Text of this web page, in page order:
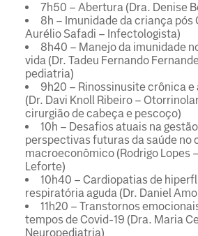
7h50 – Abertura (Dra. Denise
8h – Imunidade da criança pós
Aurélio Safadi – Infectologista)
8h40 – Manejo da imunidade
vida (Dr. Tadeu Fernando
pediatria)
9h20 – Rinossinusite crônica
(Dr. Davi Knoll Ribeiro –
cirurgião de cabeça e pescoço)
10h – Desafios atuais na
perspectivas futuras da saúde no
macroeconômico (Rodrigo Lopes
Leforte)
10h40 – Cardiopatias de
respiratória aguda (Dr. Daniel
11h20 – Transtornos
tempos de Covid-19 (Dra. Maria
Neuropediatria)